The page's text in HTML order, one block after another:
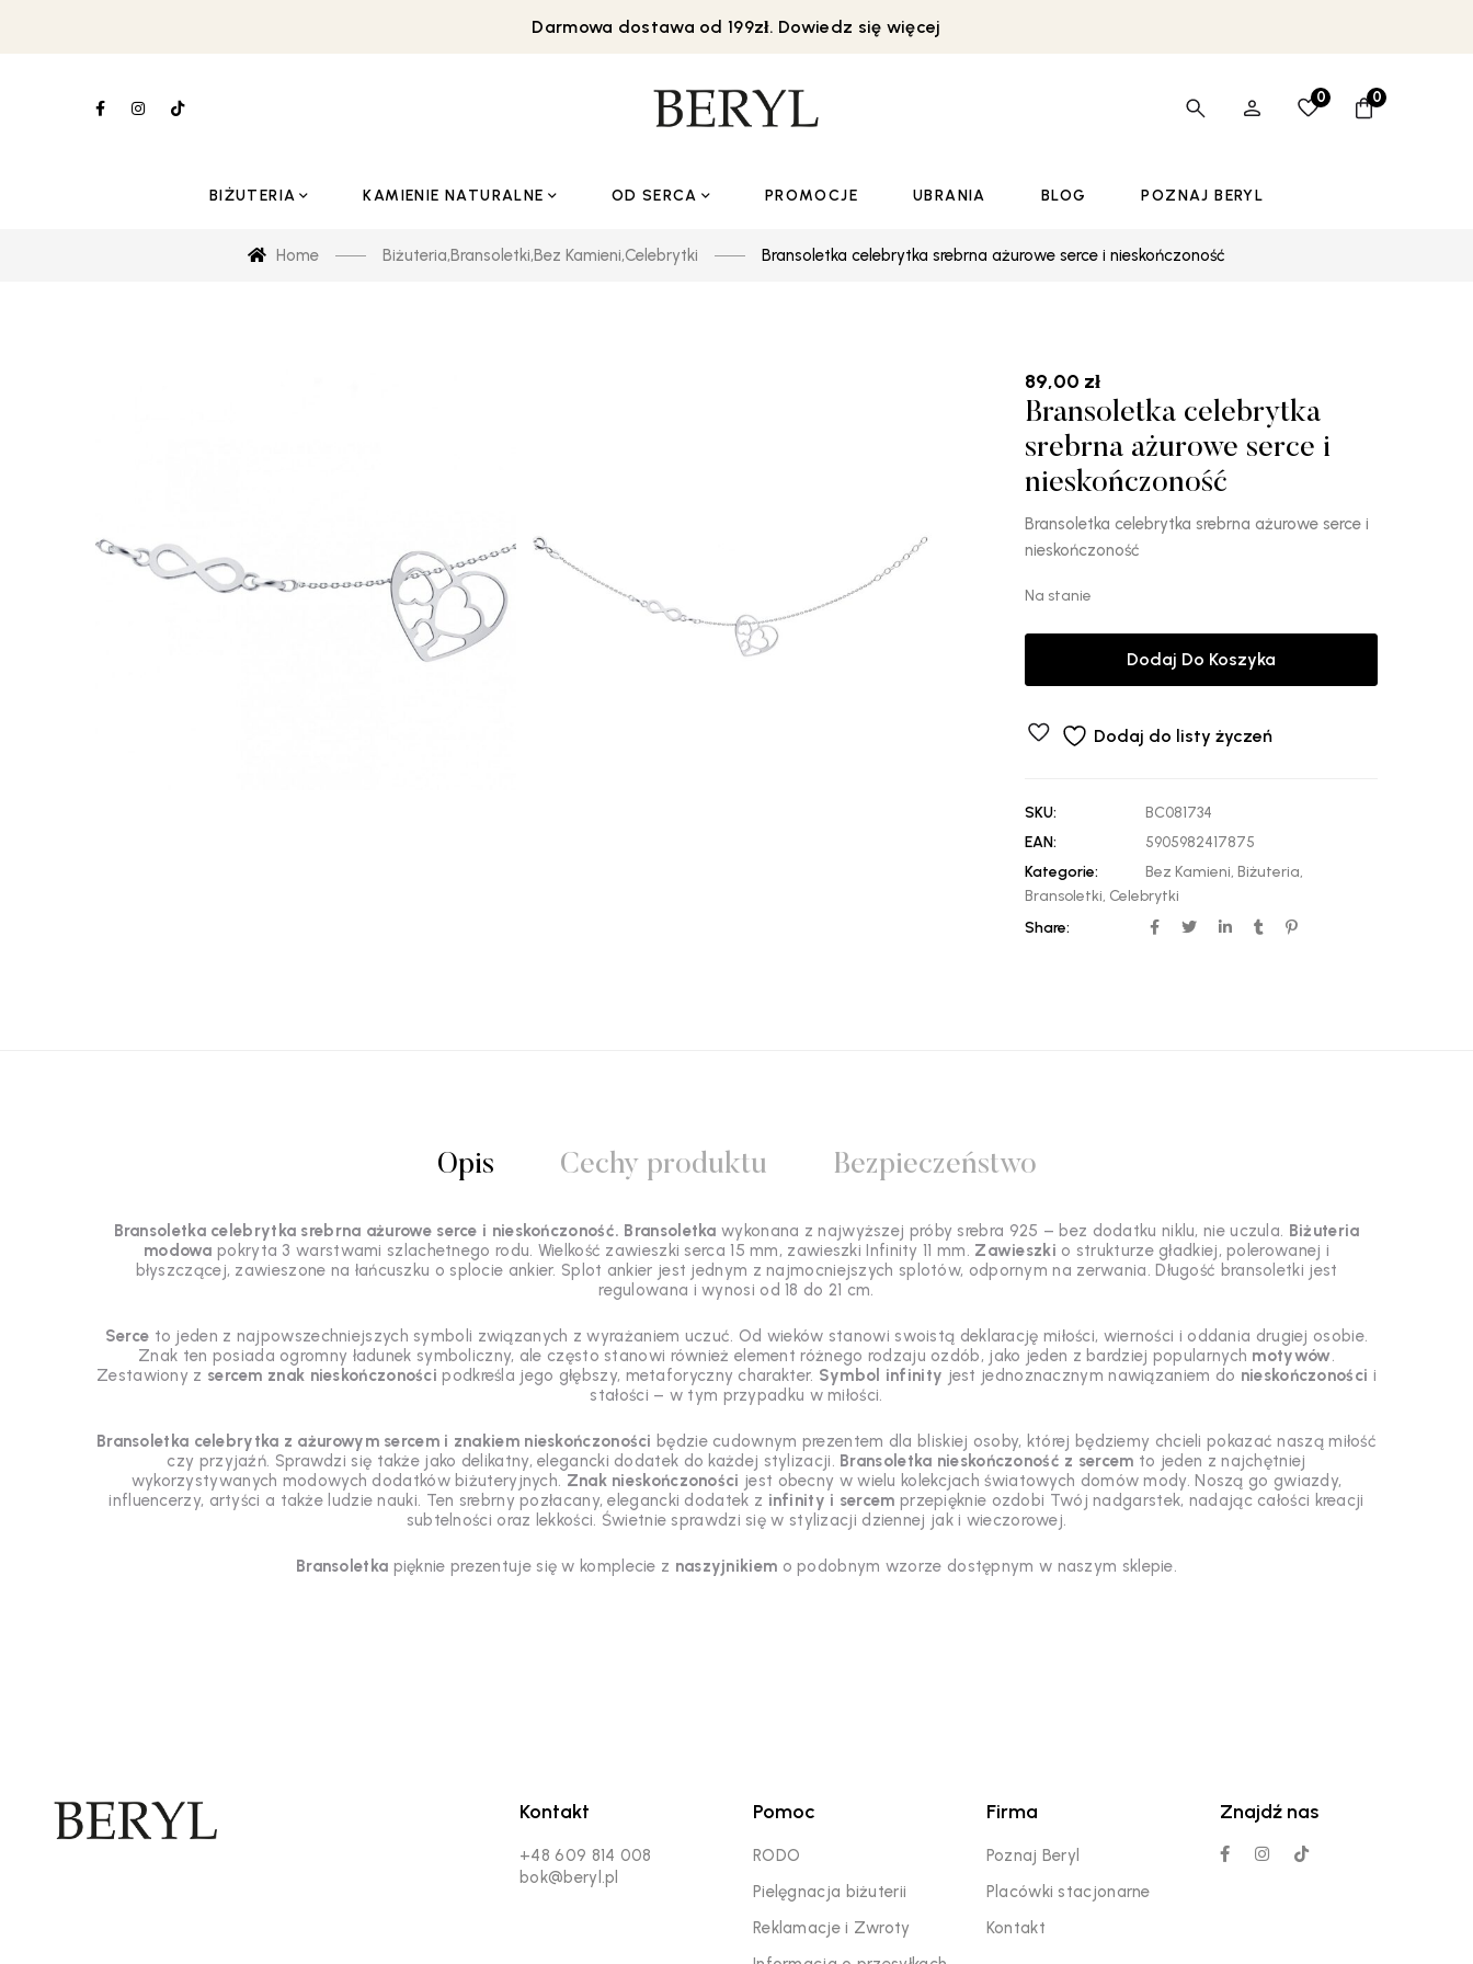
Darmowa dostawa od 199zł. Dowiedz się więcej
0 0
BIŻUTERIA KAMIENIE NATURALNE OD SERCA PROMOCJE UBRANIA BLOG POZNAJ BERYL
Home Biżuteria,Bransoletki,Bez Kamieni,Celebrytki Bransoletka celebrytka srebrna ażurowe serce i nieskończoność
89,00 zł
Bransoletka celebrytka
srebrna ażurowe serce i
nieskończoność
Bransoletka celebrytka srebrna ażurowe serce i
nieskończoność
Na stanie
Dodaj Do Koszyka
Dodaj do listy życzeń
SKU:
BC081734
EAN:
5905982417875
Kategorie:
Bez Kamieni, Biżuteria,
Bransoletki, Celebrytki
Share:
Opis Cechy produktu Bezpieczeństwo
Bransoletka celebrytka srebrna ażurowe serce i nieskończoność. Bransoletka wykonana z najwyższej próby srebra 925 – bez dodatku niklu, nie uczula. Biżuteria
modowa pokryta 3 warstwami szlachetnego rodu. Wielkość zawieszki serca 15 mm, zawieszki Infinity 11 mm. Zawieszki o strukturze gładkiej, polerowanej i
błyszczącej, zawieszone na łańcuszku o splocie ankier. Splot ankier jest jednym z najmocniejszych splotów, odpornym na zerwania.Długość bransoletki jest
regulowana i wynosi od 18 do 21 cm.
Serce to jeden z najpowszechniejszych symboli związanych z wyrażaniem uczuć. Od wieków stanowi swoistą deklarację miłości, wierności i oddania drugiej osobie.
Znak ten posiada ogromny ładunek symboliczny, ale często stanowi również element różnego rodzaju ozdób, jako jeden z bardziej popularnych motywów.
Zestawiony z sercem znak nieskończoności podkreśla jego głębszy, metaforyczny charakter. Symbol infinity jest jednoznacznym nawiązaniem do nieskończoności i
stałości – w tym przypadku w miłości.
Bransoletka celebrytka z ażurowym sercem i znakiem nieskończoności będzie cudownym prezentem dla bliskiej osoby, której będziemy chcieli pokazać naszą miłość
czy przyjaźń. Sprawdzi się także jako delikatny, elegancki dodatek do każdej stylizacji. Bransoletka nieskończoność z sercem to jeden z najchętniej
wykorzystywanych modowych dodatków biżuteryjnych. Znak nieskończoności jest obecny w wielu kolekcjach światowych domów mody. Noszą go gwiazdy,
influencerzy, artyści a także ludzie nauki. Ten srebrny pozłacany, elegancki dodatek z infinity i sercem przepięknie ozdobi Twój nadgarstek, nadając całości kreacji
subtelności oraz lekkości. Świetnie sprawdzi się w stylizacji dziennej jak i wieczorowej.
Bransoletka pięknie prezentuje się w komplecie z naszyjnikiem o podobnym wzorze dostępnym w naszym sklepie.
Kontakt
+48 609 814 008
bok@beryl.pl
Pomoc
RODO
Pielęgnacja biżuterii
Reklamacje i Zwroty
Firma
Poznaj Beryl
Placówki stacjonarne
Kontakt
Znajdź nas